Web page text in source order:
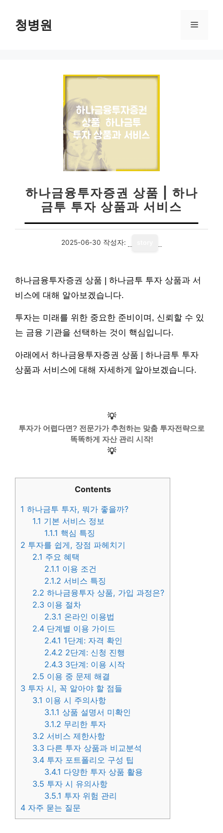
청병원 메
하나금융투자증권 상품 | 하나
금투 투자 상품과 서비스
2025-06-30 작성자:
하나금융투자증권 상품 | 하나금투 투자 상품과 서
비스에 대해 알아보겠습니다.
투자는 미래를 위한 중요한 준비이며, 신뢰할 수 있
는 금융 기관을 선택하는 것이 핵심입니다.
아래에서 하나금융투자증권 상품 | 하나금투 투자
상품과 서비스에 대해 자세하게 알아보겠습니다.
💡
투자가 어렵다면? 전문가가 추천하는 맞춤 투자전략으로
똑똑하게 자산 관리 시작!
💡
Contents
1 하나금투 투자, 뭐가 좋을까?
1.1 기본 서비스 정보
1.1.1 핵심 특징
2 투자를 쉽게, 장점 파헤치기
2.1 주요 혜택
2.1.1 이용 조건
2.1.2 서비스 특징
2.2 하나금융투자 상품, 가입 과정은?
2.3 이용 절차
2.3.1 온라인 이용법
2.4 단계별 이용 가이드
2.4.1 1단계: 자격 확인
2.4.2 2단계: 신청 진행
2.4.3 3단계: 이용 시작
2.5 이용 중 문제 해결
3 투자 시, 꼭 알아야 할 점들
3.1 이용 시 주의사항
3.1.1 상품 설명서 미확인
3.1.2 무리한 투자
3.2 서비스 제한사항
3.3 다른 투자 상품과 비교분석
3.4 투자 포트폴리오 구성 팁
3.4.1 다양한 투자 상품 활용
3.5 투자 시 유의사항
3.5.1 투자 위험 관리
4 자주 묻는 질문